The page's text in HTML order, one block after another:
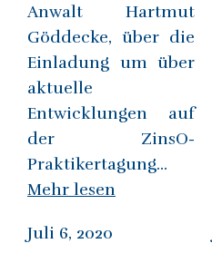
Anwalt Hartmut
Göddecke, über die
Einladung um über
aktuelle
Entwicklungen auf
der ZinsO-
Praktikertagung...
Mehr lesen
Juli 6, 2020